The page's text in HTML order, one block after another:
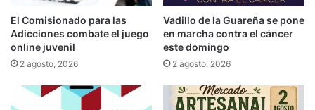
El Comisionado para las
Adicciones combate el juego
online juvenil
2 agosto, 2026
Vadillo de la Guareña se pone
en marcha contra el cáncer
este domingo
2 agosto, 2026